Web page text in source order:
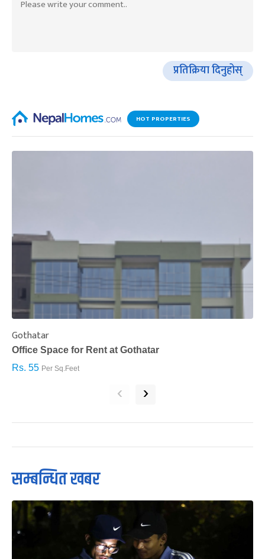
प्रतिक्रिया दिनुहोस्
HOT PROPERTIES
Gothatar
Office Space for Rent at Gothatar
Rs. 55 Per Sq.Feet
‹ ›
सम्बन्धित खबर